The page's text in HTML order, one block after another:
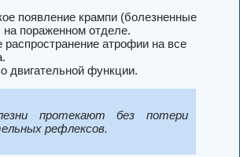
появление крампи (болезненные
пораженном отделе.
распространение атрофии на все
двигательной функции.
протекают без потери
рефлексов.